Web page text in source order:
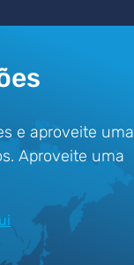
e aproveite uma
Aproveite uma